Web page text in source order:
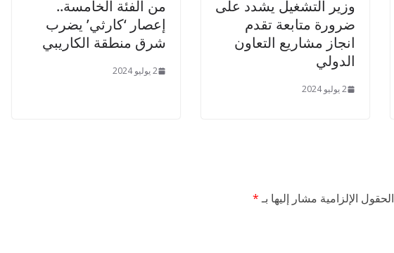
وزير التشغيل يشدد على
ضرورة متابعة تقدم
انجاز مشاريع التعاون
الدولي
2 يوليو 2024
من الفئة الخامسة..
إعصار ‘كارثي’ يضرب
شرق منطقة الكاريبي
2 يوليو 2024
الحقول الإلزامية مشار إليها بـ*